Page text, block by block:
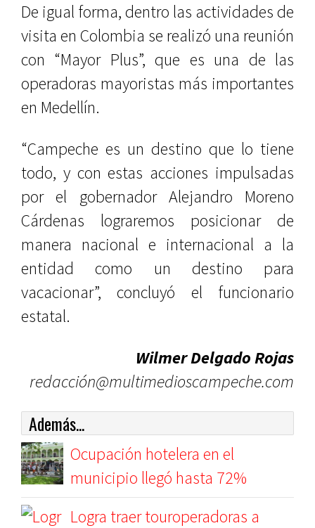
De igual forma, dentro las actividades de
visita en Colombia se realizó una reunión
con “Mayor Plus”, que es una de las
operadoras mayoristas más importantes
en Medellín.
“Campeche es un destino que lo tiene
todo, y con estas acciones impulsadas
por el gobernador Alejandro Moreno
Cárdenas lograremos posicionar de
manera nacional e internacional a la
entidad como un destino para
vacacionar”, concluyó el funcionario
estatal.
Wilmer Delgado Rojas
redacción@multimedioscampeche.com
Además...
Ocupación hotelera en el
municipio llegó hasta 72%
Logra traer touroperadoras a